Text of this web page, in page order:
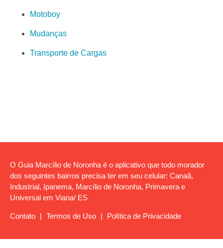
Motoboy
Mudanças
Transporte de Cargas
O Guia Marcílio de Noronha é o aplicativo que todo morador
dos seguintes bairros precisa ter em seu celular: Canaã,
Industrial, Ipanema, Marcílio de Noronha, Primavera e
Universal em Viana/ ES
Contato | Termos de Uso | Política de Privacidade